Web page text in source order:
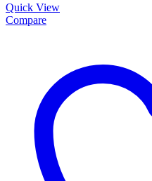
Quick View
Compare